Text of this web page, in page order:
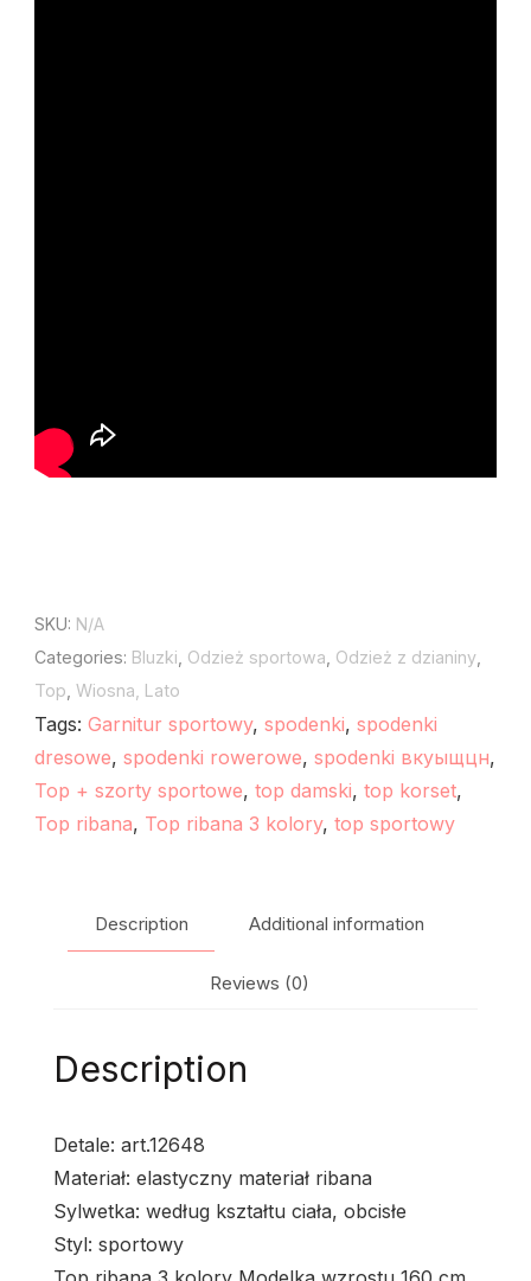
SKU: N/A
Categories: Bluzki, Odzież sportowa, Odzież z dzianiny,
Top, Wiosna, Lato
Tags: Garnitur sportowy, spodenki, spodenki
dresowe, spodenki rowerowe, spodenki вкуыщцн,
Top + szorty sportowe, top damski, top korset,
Top ribana, Top ribana 3 kolory, top sportowy
Description Additional information
Reviews (0)
Description
Detale: art.12648
Materiał: elastyczny materiał ribana
Sylwetka: według kształtu ciała, obcisłe
Styl: sportowy